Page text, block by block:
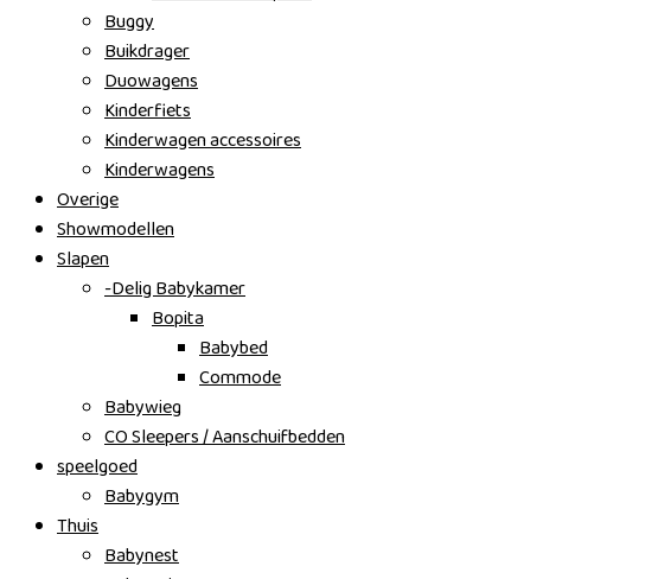
Buggy
Buikdrager
Duowagens
Kinderfiets
Kinderwagen accessoires
Kinderwagens
Overige
Showmodellen
Slapen
-Delig Babykamer
Bopita
Babybed
Commode
Babywieg
CO Sleepers / Aanschuifbedden
speelgoed
Babygym
Thuis
Babynest